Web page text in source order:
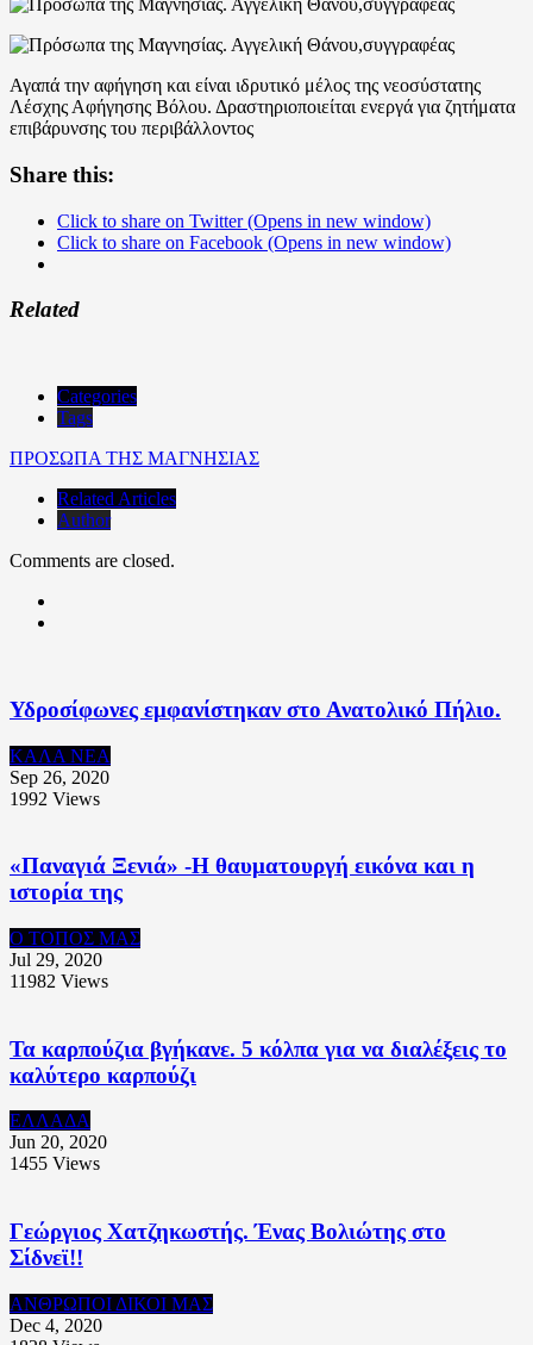
Αγαπά την αφήγηση και είναι ιδρυτικό μέλος της νεοσύστατης
Λέσχης Αφήγησης Βόλου. Δραστηριοποιείται ενεργά για ζητήματα
επιβάρυνσης του περιβάλλοντος
Share this:
Click to share on Twitter (Opens in new window)
Click to share on Facebook (Opens in new window)
Related
Categories
Tags
ΠΡΟΣΩΠΑ ΤΗΣ ΜΑΓΝΗΣΙΑΣ
Related Articles
Author
Comments are closed.
Υδροσίφωνες εμφανίστηκαν στο Ανατολικό Πήλιο.
ΚΑΛΑ ΝΕΑ
Sep 26, 2020
1992 Views
«Παναγιά Ξενιά» -Η θαυματουργή εικόνα και η
ιστορία της
Ο ΤΟΠΟΣ ΜΑΣ
Jul 29, 2020
11982 Views
Τα καρπούζια βγήκανε. 5 κόλπα για να διαλέξεις το
καλύτερο καρπούζι
ΕΛΛΑΔΑ
Jun 20, 2020
1455 Views
Γεώργιος Χατζηκωστής. Ένας Βολιώτης στο
Σίδνεϊ!!
ΑΝΘΡΩΠΟΙ ΔΙΚΟΙ ΜΑΣ
Dec 4, 2020